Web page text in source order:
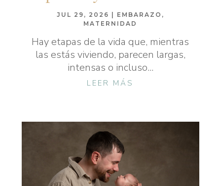
JUL 29, 2026 EMBARAZO ,
MATERNIDAD
Hay etapas de la vida que, mientras
las estás viviendo, parecen largas,
intensas o incluso...
LEER MÁS